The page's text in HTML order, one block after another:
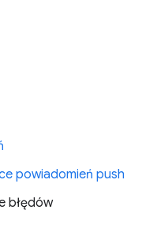
powiadomień push
błędów